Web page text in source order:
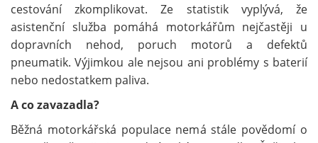
cestování zkomplikovat. Ze statistik vyplývá, že
asistenční služba pomáhá motorkářům nejčastěji u
dopravních nehod, poruch motorů a defektů
pneumatik. Výjimkou ale nejsou ani problémy s baterií
nebo nedostatkem paliva.
A co zavazadla?
Běžná motorkářská populace nemá stále povědomí o